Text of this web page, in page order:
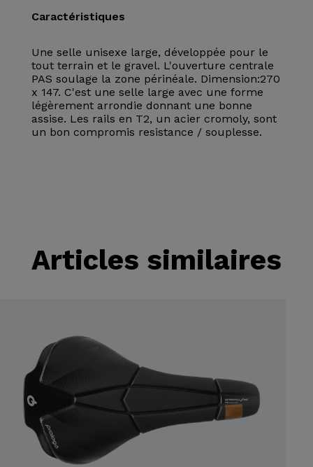
Caractéristiques
Une selle unisexe large, développée pour le
tout terrain et le gravel. L'ouverture centrale
PAS soulage la zone périnéale. Dimension:270
x 147. C'est une selle large avec une forme
légèrement arrondie donnant une bonne
assise. Les rails en T2, un acier cromoly, sont
un bon compromis resistance / souplesse.
Articles similaires